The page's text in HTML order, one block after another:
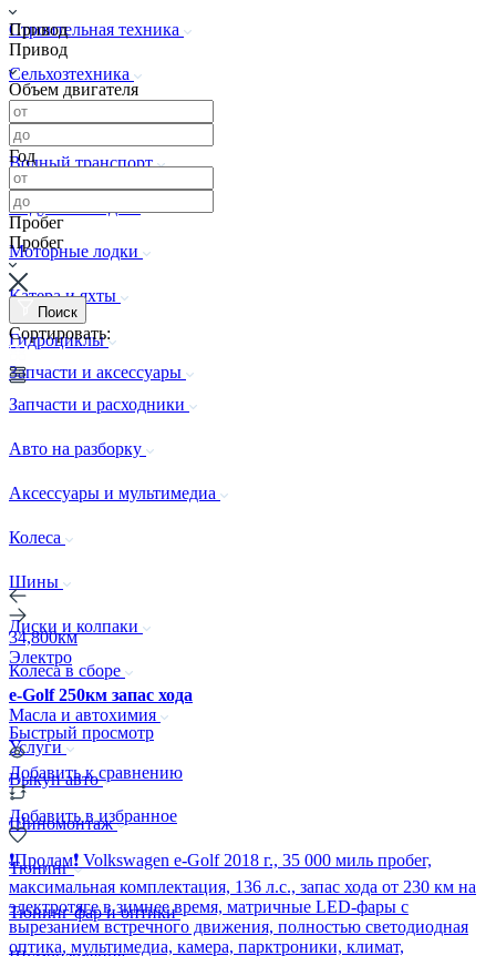
Строительная техника
Сельхозтехника
Спецтехника
Водный транспорт
Надувные лодки
Моторные лодки
Катера и яхты
Гидроциклы
Запчасти и аксессуары
Запчасти и расходники
Авто на разборку
Аксессуары и мультимедиа
Колеса
Шины
Диски и колпаки
Колеса в сборе
Масла и автохимия
Услуги
Выкуп авто
Шиномонтаж
Тюнинг
Тюнинг фар и оптики
Привод
Привод
Объем двигателя
Год
Пробег
Пробег
Поиск
Сортировать:
34,800км
Электро
e-Golf 250км запас хода
Быстрый просмотр
Добавить к сравнению
Добавить в избранное
❗️Продам❗️ Volkswagen e-Golf 2018 г., 35 000 миль пробег,
максимальная комплектация, 136 л.с., запас хода от 230 км на
электротяге в зимнее время, матричные LED-фары с
вырезанием встречного движения, полностью светодиодная
оптика, мультимедиа, камера, парктроники, климат,